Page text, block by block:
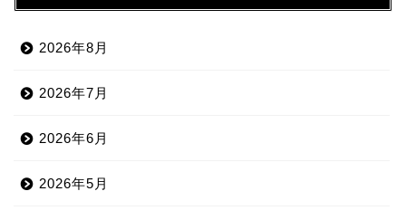
2026年8月
2026年7月
2026年6月
2026年5月